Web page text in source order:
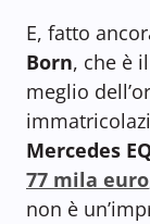
E, fatto
Born, che è
meglio
Mercedes
77 mila euro
non è